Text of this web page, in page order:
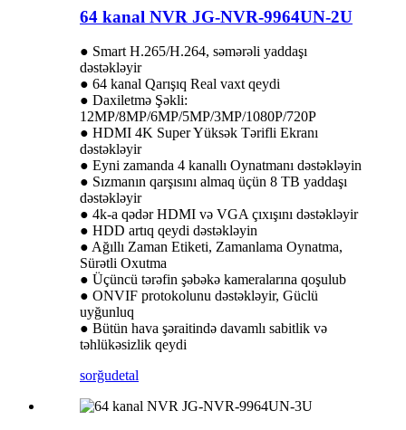
64 kanal NVR JG-NVR-9964UN-2U
● Smart H.265/H.264, səmərəli yaddaşı
dəstəkləyir
● 64 kanal Qarışıq Real vaxt qeydi
● Daxiletmə Şəkli:
12MP/8MP/6MP/5MP/3MP/1080P/720P
● HDMI 4K Super Yüksək Tərifli Ekranı
dəstəkləyir
● Eyni zamanda 4 kanallı Oynatmanı dəstəkləyin
● Sızmanın qarşısını almaq üçün 8 TB yaddaşı
dəstəkləyir
● 4k-a qədər HDMI və VGA çıxışını dəstəkləyir
● HDD artıq qeydi dəstəkləyin
● Ağıllı Zaman Etiketi, Zamanlama Oynatma,
Sürətli Oxutma
● Üçüncü tərəfin şəbəkə kameralarına qoşulub
● ONVIF protokolunu dəstəkləyir, Güclü
uyğunluq
● Bütün hava şəraitində davamlı sabitlik və
təhlükəsizlik qeydi
sorğudetal